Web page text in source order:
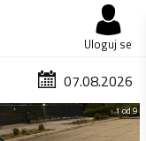
Uloguj se
07.08.2026
1 od 9